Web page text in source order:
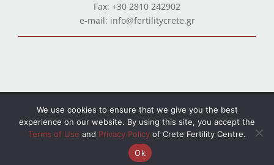
Fax: +30 2810 242902
e-mail: info@fertilitycrete.gr
Terms of use –Privacy Policy– Balance Sheets
© Copyright 2026 All Rights Reserved. Powered by
OpenIT
We use cookies to ensure that we give you the best
experience on our website. By using this site, you accept the
Terms of Use and Privacy Policy of Crete Fertility Centre.
Ok